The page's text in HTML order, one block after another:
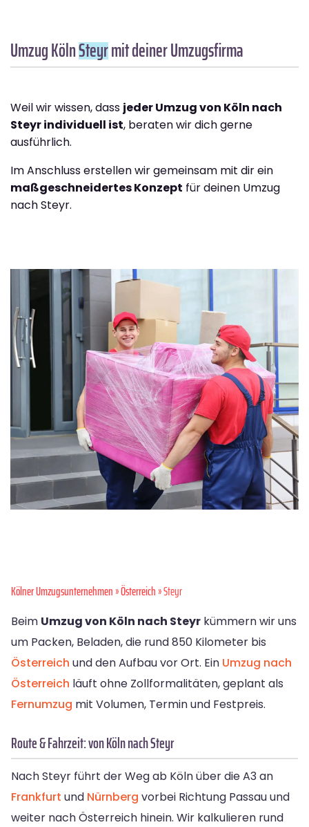
Umzug KölnSteyrmit deiner Umzugsfirma
Weil wir wissen, dass jeder Umzug von Köln nach
Steyr individuell ist, beraten wir dich gerne
ausführlich.
Im Anschluss erstellen wir gemeinsam mit dir ein
maßgeschneidertes Konzept für deinen Umzug
nach Steyr.
Kölner Umzugsunternehmen»Österreich» Steyr
Beim Umzug von Köln nach Steyr kümmern wir uns
um Packen, Beladen, die rund 850 Kilometer bis
Österreich und den Aufbau vor Ort. Ein Umzug nach
Österreich läuft ohne Zollformalitäten, geplant als
Fernumzug mit Volumen, Termin und Festpreis.
Route & Fahrzeit: von Köln nach Steyr
Nach Steyr führt der Weg ab Köln über die A3 an
Frankfurt und Nürnberg vorbei Richtung Passau und
weiter nach Österreich hinein. Wir kalkulieren rund